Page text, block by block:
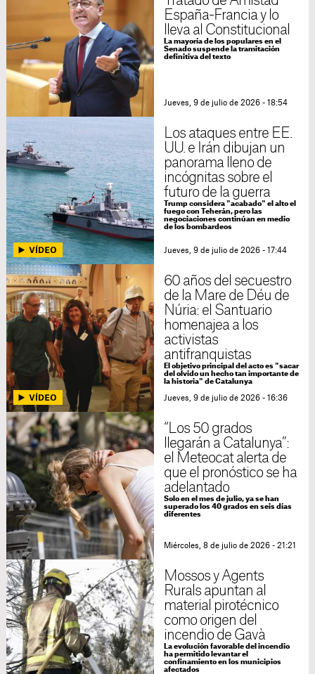
España-Francia y lo
lleva al Constitucional
La mayoría de los populares en el
Senado suspende la tramitación
definitiva del texto
Jueves, 9 de julio de 2026 - 18:54
Los ataques entre EE.
UU. e Irán dibujan un
panorama lleno de
incógnitas sobre el
futuro de la guerra
Trump considera "acabado" el alto el
fuego con Teherán, pero las
negociaciones continúan en medio
de los bombardeos
Jueves, 9 de julio de 2026 - 17:44
60 años del secuestro
de la Mare de Déu de
Núria: el Santuario
homenajea a los
activistas
antifranquistas
El objetivo principal del acto es "sacar
del olvido un hecho tan importante de
la historia" de Catalunya
Jueves, 9 de julio de 2026 - 16:36
“Los 50 grados
llegarán a Catalunya”:
el Meteocat alerta de
que el pronóstico se ha
adelantado
Solo en el mes de julio, ya se han
superado los 40 grados en seis días
diferentes
Miércoles, 8 de julio de 2026 - 21:21
Mossos y Agents
Rurals apuntan al
material pirotécnico
como origen del
incendio de Gavà
La evolución favorable del incendio
ha permitido levantar el
confinamiento en los municipios
afectados